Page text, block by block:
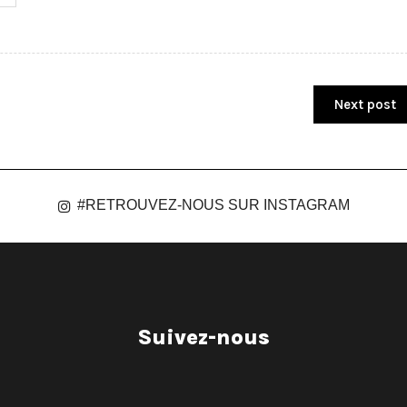
Next post
#RETROUVEZ-NOUS SUR INSTAGRAM
Suivez-nous